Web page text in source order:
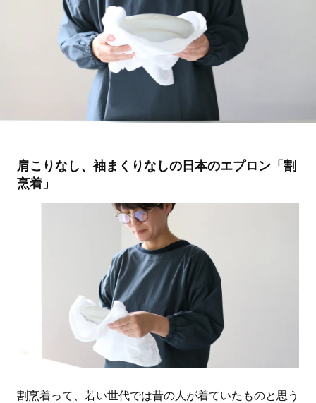
肩こりなし、袖まくりなしの日本のエプロン「割
烹着」
割烹着って、若い世代では昔の人が着ていたものと思う